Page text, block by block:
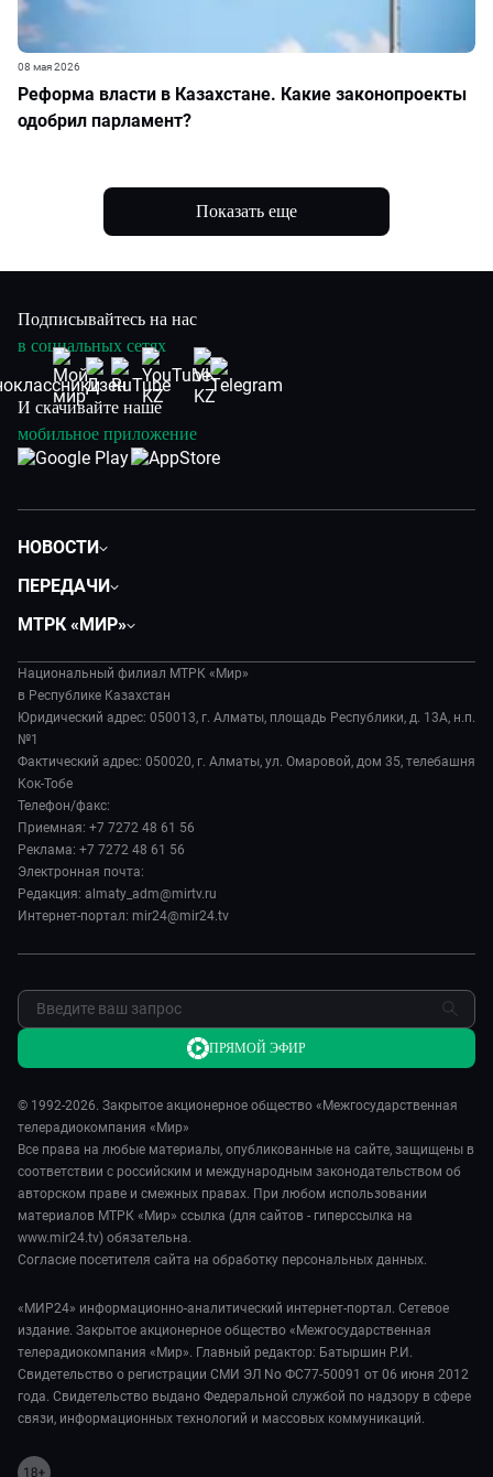
Реформа власти в Казахстане. Какие законопроекты
одобрил парламент?
08 мая 2026
Показать еще
Подписывайтесь на нас
в социальных сетях
И скачивайте наше
мобильное приложение
НОВОСТИ
Экономика
Происшествия
Наука и технологии
Здоровье и медицина
Спорт
Авто
Культура
ПЕРЕДАЧИ
Вместе выгодно
Евразия. Культурно
Евразия. Регионы
Наши иностранцы
Пять причин поехать в...
Сделано в Содружестве
МТРК «МИР»
История
Руководство
Лица мира
Пресса о нас
Карьера
Реклама
Обратная связь
Национальный филиал МТРК «Мир»
в Республике Казахстан
Юридический адрес: 050013, г. Алматы, площадь Республики, д. 13А, н.п.
№1
Фактический адрес: 050020, г. Алматы, ул. Омаровой, дом 35, телебашня
Кок-Тобе
Телефон/факс:
Приемная: +7 7272 48 61 56
Реклама: +7 7272 48 61 56
Электронная почта:
Редакция: almaty_adm@mirtv.ru
Интернет-портал: mir24@mir24.tv
© 1992-2026. Закрытое акционерное общество «Межгосударственная
телерадиокомпания «Мир»
Все права на любые материалы, опубликованные на сайте, защищены в
соответствии с российским и международным законодательством об
авторском праве и смежных правах. При любом использовании
материалов МТРК «Мир» ссылка (для сайтов - гиперссылка на
www.mir24.tv) обязательна.
Согласие посетителя сайта на обработку персональных данных.
«МИР24» информационно-аналитический интернет-портал. Сетевое
издание. Закрытое акционерное общество «Межгосударственная
телерадиокомпания «Мир». Главный редактор: Батыршин Р.И.
Свидетельство о регистрации СМИ ЭЛ No ФС77-50091 от 06 июня 2012
года. Свидетельство выдано Федеральной службой по надзору в сфере
связи, информационных технологий и массовых коммуникаций.
ПРЯМОЙ ЭФИР